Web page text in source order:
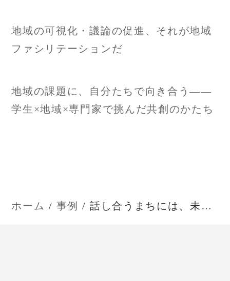
投
稿
ビ
ョ
地域の可視化・議論の促進、それが地域
ファシリテーションだ
地域の課題に、自分たちで向き合う——
学生×地域×専門家で挑んだ共創のかたち
ホーム 事例 話し合うまちには、未来がある──共創ワークショップとタウンミーティングが描いた地域のかたち